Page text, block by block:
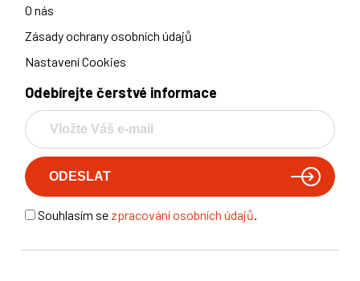
O nás
Zásady ochrany osobních údajů
Nastavení Cookies
Odebírejte čerstvé informace
Souhlasím se zpracování osobních údajů